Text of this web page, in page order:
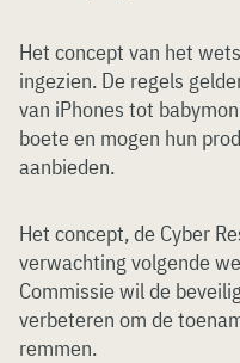
Het concept van het
ingezien. De regels
van iPhones tot
boete en mogen hun
aanbieden.
Het concept, de Cyber
verwachting volgende
Commissie wil de
verbeteren om de
remmen.